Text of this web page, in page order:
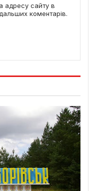
адресу сайту в
коментарів.